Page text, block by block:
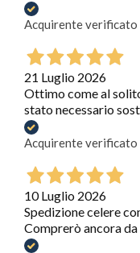
Acquirente verificato
21 Luglio 2026
Ottimo come al
stato necessario
Acquirente verificato
10 Luglio 2026
Spedizione celere
Comprerò ancora